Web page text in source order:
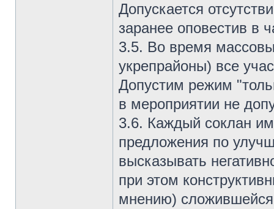
Допускается
заранее оповестив в
3.5. Во время
укрепрайоны) все
Допустим режим
в мероприятии не
3.6. Каждый соклан
предложения по
высказывать
при этом
мнению) сложившейся